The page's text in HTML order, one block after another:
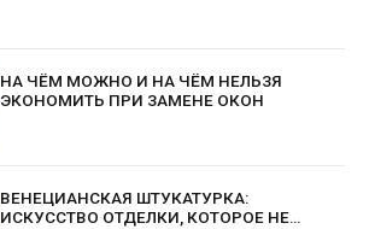
НА ЧЁМ МОЖНО И НА ЧЁМ НЕЛЬЗЯ
ЭКОНОМИТЬ ПРИ ЗАМЕНЕ ОКОН
ВЕНЕЦИАНСКАЯ ШТУКАТУРКА:
ИСКУССТВО ОТДЕЛКИ, КОТОРОЕ НЕ